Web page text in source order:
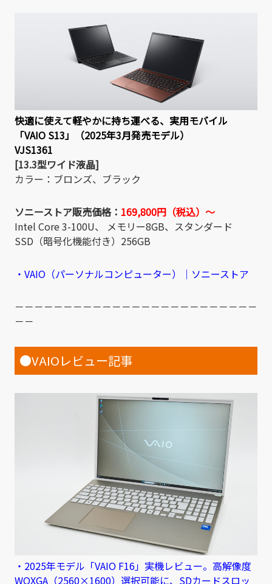
快適に使えて軽やかに持ち運べる、実用モバイル
「VAIO S13」（2025年3月発売モデル）
VJS1361
[13.3型ワイド液晶]
カラー：ブロンズ、ブラック
ソニーストア販売価格： 169,800円（税込）～
Intel Core 3-100U、 メモリー8GB、スタンダード
SSD（暗号化機能付き）256GB
・VAIO（パーソナルコンピューター）｜ソニーストア
－－－－－－－－－－－－－－－－－－－－－－－－－
－－
●VAIOレビュー記事
・2025年モデル「VAIO F16」実機レビュー。高解像度
WQXGA（2560×1600）選択可能に、SDカードスロッ